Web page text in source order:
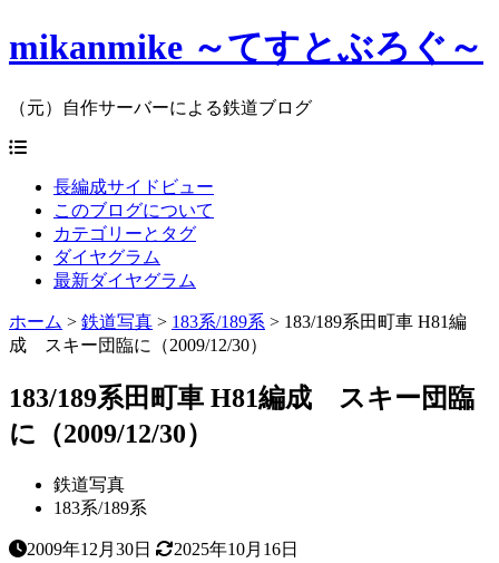
mikanmike ～てすとぶろぐ～
（元）自作サーバーによる鉄道ブログ
長編成サイドビュー
このブログについて
カテゴリーとタグ
ダイヤグラム
最新ダイヤグラム
ホーム > 鉄道写真 > 183系/189系 > 183/189系田町車 H81編
成 スキー団臨に（2009/12/30）
183/189系田町車 H81編成 スキー団臨
に（2009/12/30）
鉄道写真
183系/189系
2009年12月30日 2025年10月16日